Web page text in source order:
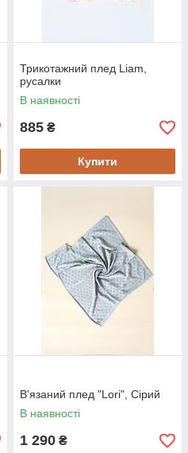
Трикотажний плед Liam,
русалки
В наявності
885 ₴
Купити
В'язаний плед "Lori", Сірий
В наявності
1 290 ₴